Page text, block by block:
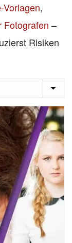
Vorlagen,
Fotografen –
Risiken